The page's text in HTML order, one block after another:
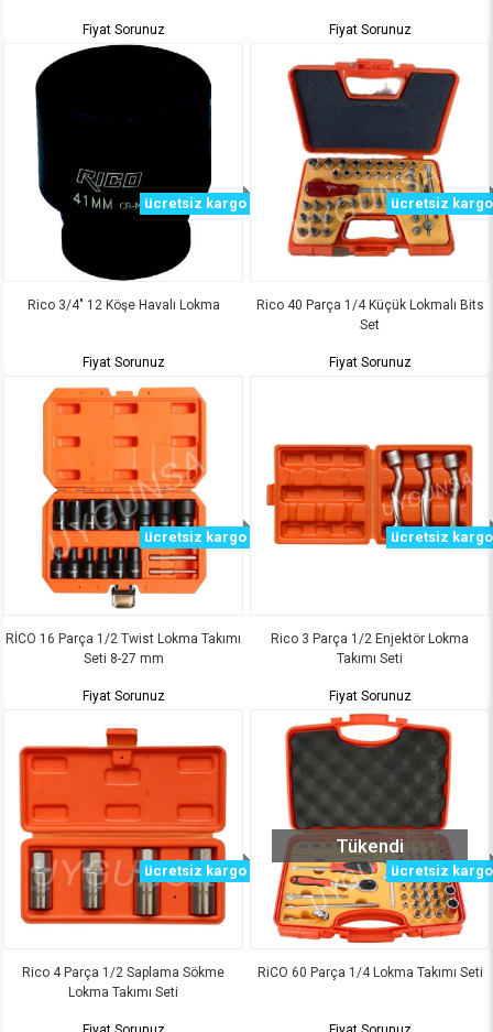
Fiyat Sorunuz Fiyat Sorunuz
Rico 3/4" 12 Köşe Havalı Lokma
ücretsiz kargo
Fiyat Sorunuz
Rico 40 Parça 1/4 Küçük Lokmalı Bits
Set
ücretsiz kargo
Fiyat Sorunuz
RİCO 16 Parça 1/2 Twist Lokma Takımı
Seti 8-27 mm
ücretsiz kargo
Fiyat Sorunuz
Rico 3 Parça 1/2 Enjektör Lokma
Takımı Seti
ücretsiz kargo
Fiyat Sorunuz
Rico 4 Parça 1/2 Saplama Sökme
Lokma Takımı Seti
ücretsiz kargo
Tükendi
RiCO 60 Parça 1/4 Lokma Takımı Seti
ücretsiz kargo